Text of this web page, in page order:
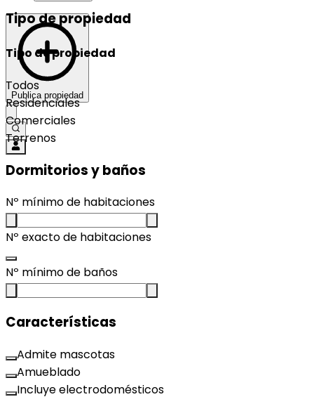
Publica propiedad
Tipo de propiedad
Tipo de propiedad
Todos
Residenciales
Comerciales
Terrenos
Dormitorios y baños
Nº mínimo de habitaciones
Nº exacto de habitaciones
Nº mínimo de baños
Características
Admite mascotas
Amueblado
Incluye electrodomésticos